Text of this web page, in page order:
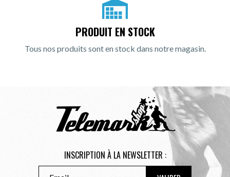
PRODUIT EN STOCK
Tous nos produits sont en stock dans notre magasin.
INSCRIPTION À LA NEWSLETTER :